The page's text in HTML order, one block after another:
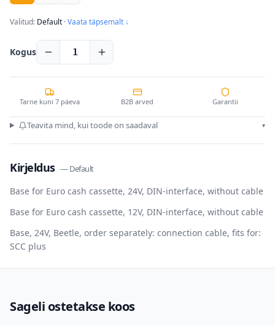
Valitud: Default ·Vaata täpsemalt ↓
Kogus 1
Tarne kuni 7 päeva B2B arved Garantii
Teavita mind, kui toode on saadaval ▾
Kirjeldus —Default
Base for Euro cash cassette, 24V, DIN-interface, without cable
Base for Euro cash cassette, 12V, DIN-interface, without cable
Base, 24V, Beetle, order separately: connection cable, fits for:
SCC plus
Sageli ostetakse koos